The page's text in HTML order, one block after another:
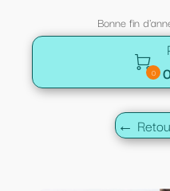
Bonne fin

0
←